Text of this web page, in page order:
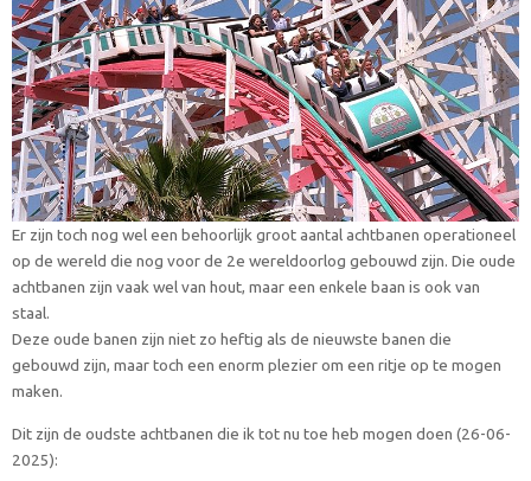
Er zijn toch nog wel een behoorlijk groot aantal achtbanen operationeel
op de wereld die nog voor de 2e wereldoorlog gebouwd zijn. Die oude
achtbanen zijn vaak wel van hout, maar een enkele baan is ook van
staal.
Deze oude banen zijn niet zo heftig als de nieuwste banen die
gebouwd zijn, maar toch een enorm plezier om een ritje op te mogen
maken.
Dit zijn de oudste achtbanen die ik tot nu toe heb mogen doen (26-06-
2025):